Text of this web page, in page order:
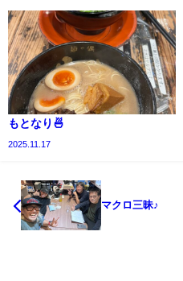
もとなり🍜
2025.11.17
マクロ三昧♪